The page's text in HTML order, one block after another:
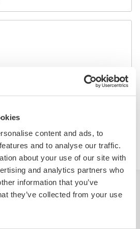
content and ads, to
and to analyse our traffic.
about your use of our site with
and analytics partners who
information that you’ve
they’ve collected from your use